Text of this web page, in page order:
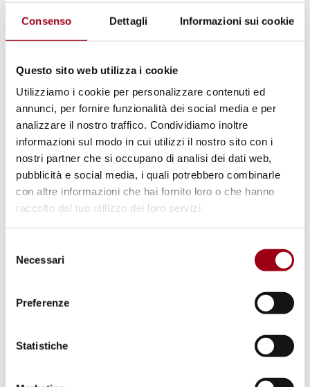
Consenso Dettagli Informazioni sui cookie
Questo sito web utilizza i cookie
Utilizziamo i cookie per personalizzare contenuti ed
annunci, per fornire funzionalità dei social media e per
analizzare il nostro traffico. Condividiamo inoltre
informazioni sul modo in cui utilizzi il nostro sito con i
nostri partner che si occupano di analisi dei dati web,
pubblicità e social media, i quali potrebbero combinarle
con altre informazioni che hai fornito loro o che hanno
raccolto dal tuo utilizzo dei loro servizi.
delNecessari
Preferenze
Statistiche
DIRITTI UMANI
Comunità Promozione e Sviluppo:
8^ edizione del Premio di Laurea
istituito in onore di Don Gennaro
Somma
17.01.2019
SEMINARI DI STUDIO